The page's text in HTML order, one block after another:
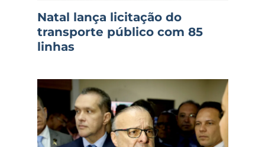
Natal lança licitação do
transporte público com 85
linhas